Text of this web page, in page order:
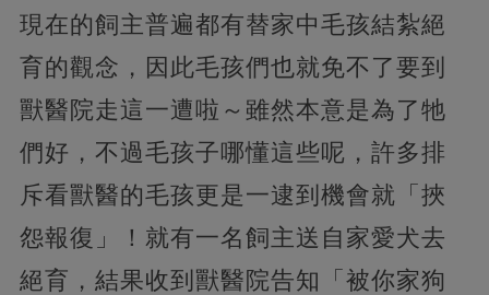
現在的飼主普遍都有替家中毛孩結紮絕
育的觀念，因此毛孩們也就免不了要到
獸醫院走這一遭啦～雖然本意是為了牠
們好，不過毛孩子哪懂這些呢，許多排
斥看獸醫的毛孩更是一逮到機會就「挾
怨報復」！就有一名飼主送自家愛犬去
絕育，結果收到獸醫院告知「被你家狗